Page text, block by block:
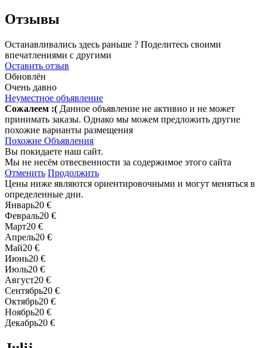
Отзывы
Останавливались здесь раньше ? Поделитесь своими
впечатлениями с другими
Оставить отзыв
Обновлён
Очень давно
Неуместное объявление
Сожалеем :( Данное объявление не активно и не может
принимать заказы. Однако мы можем предложить другие
похожие варианты размещения
Похожие Объявления
Вы покидаете наш сайт.
Мы не несём отвесвенности за содержимое этого сайта
Отменить Продолжить
Цены ниже являются ориентировочными и могут меняться в
определенные дни.
Январь20 €
Февраль20 €
Март20 €
Апрель20 €
Май20 €
Июнь20 €
Июль20 €
Август20 €
Сентябрь20 €
Октябрь20 €
Ноябрь20 €
Декабрь20 €